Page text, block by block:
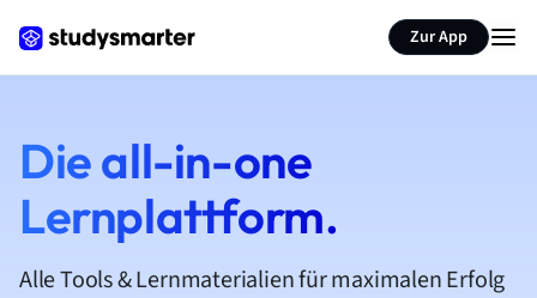
Zur App
Die all-in-one
Lernplattform.
Alle Tools & Lernmaterialien für maximalen Erfolg